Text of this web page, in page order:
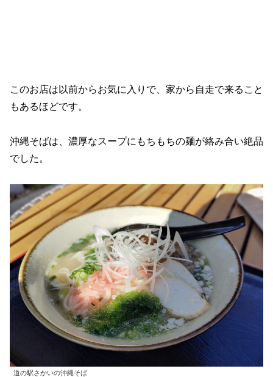
このお店は以前からお気に入りで、家から自走で来ること
もあるほどです。
沖縄そばは、濃厚なスープにもちもちの麺が絡み合い絶品
でした。
道の駅さかいの沖縄そば